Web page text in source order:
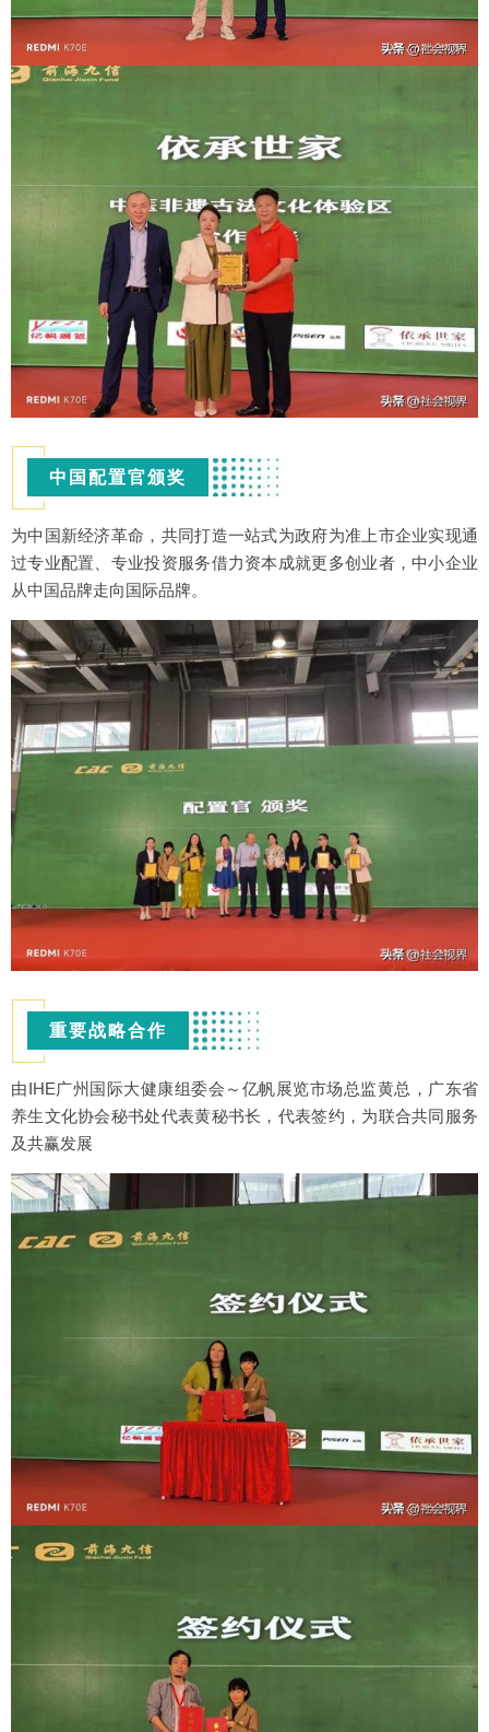
中国配置官颁奖
为中国新经济革命，共同打造一站式为政府为准上市企业实现通
过专业配置、专业投资服务借力资本成就更多创业者，中小企业
从中国品牌走向国际品牌。
重要战略合作
由IHE广州国际大健康组委会～亿帆展览市场总监黄总，广东省
养生文化协会秘书处代表黄秘书长，代表签约，为联合共同服务
及共赢发展